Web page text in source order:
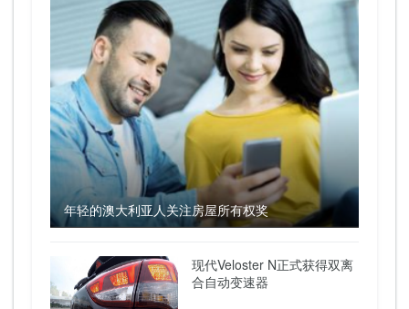
年轻的澳大利亚人关注房屋所有权奖
现代Veloster N正式获得双离
合自动变速器